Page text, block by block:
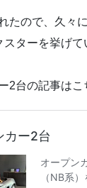
たので、久々
スターを挙げ
2台の記事はこ